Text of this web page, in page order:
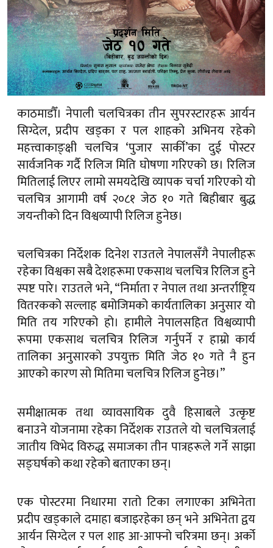
काठमाडौँ। नेपाली चलचित्रका तीन सुपरस्टारहरू आर्यन
सिग्देल, प्रदीप खड्का र पल शाहको अभिनय रहेको
महत्त्वाकाङ्क्षी चलचित्र ‘पुजार सार्की’का दुई पोस्टर
सार्वजनिक गर्दै रिलिज मिति घोषणा गरिएको छ। रिलिज
मितिलाई लिएर लामो समयदेखि व्यापक चर्चा गरिएको यो
चलचित्र आगामी वर्ष २०८१ जेठ १० गते बिहीबार बुद्ध
जयन्तीको दिन विश्वव्यापी रिलिज हुनेछ।
चलचित्रका निर्देशक दिनेश राउतले नेपालसँगै नेपालीहरू
रहेका विश्वका सबै देशहरूमा एकसाथ चलचित्र रिलिज हुने
स्पष्ट पारे। राउतले भने, “निर्माता र नेपाल तथा अन्तर्राष्ट्रिय
वितरकको सल्लाह बमोजिमको कार्यतालिका अनुसार यो
मिति तय गरिएको हो। हामीले नेपालसहित विश्वव्यापी
रूपमा एकसाथ चलचित्र रिलिज गर्नुपर्ने र हाम्रो कार्य
तालिका अनुसारको उपयुक्त मिति जेठ १० गते नै हुन
आएको कारण सो मितिमा चलचित्र रिलिज हुनेछ।”
समीक्षात्मक तथा व्यावसायिक दुवै हिसाबले उत्कृष्ट
बनाउने योजनामा रहेका निर्देशक राउतले यो चलचित्रलाई
जातीय विभेद विरुद्ध समाजका तीन पात्रहरूले गर्ने साझा
सङ्घर्षको कथा रहेको बताएका छन्।
एक पोस्टरमा निधारमा रातो टिका लगाएका अभिनेता
प्रदीप खड्काले दमाहा बजाइरहेका छन् भने अभिनेता द्वय
आर्यन सिग्देल र पल शाह आ-आफ्नो चरित्रमा छन्। अर्को